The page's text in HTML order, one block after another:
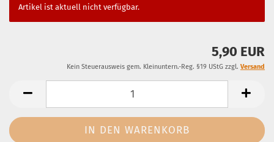
Artikel ist aktuell nicht verfügbar.
5,90 EUR
Kein Steuerausweis gem. Kleinuntern.-Reg. §19 UStG zzgl. Versand